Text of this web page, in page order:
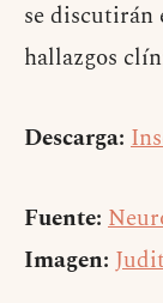
se discutirán
hallazgos
Descarga:
Fuente:
Imagen: